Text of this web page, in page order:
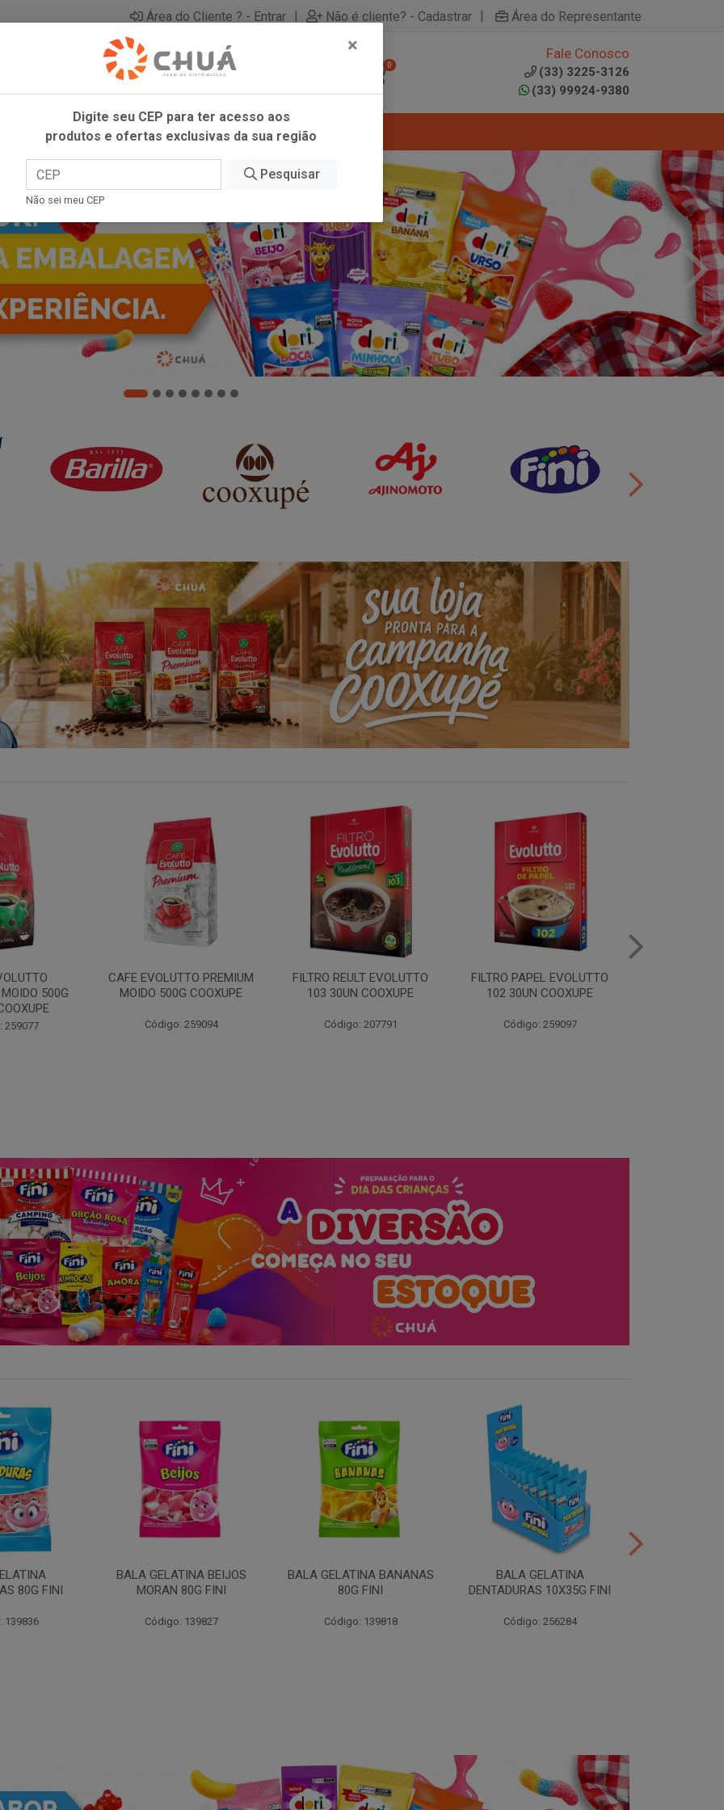
Área do Cliente ? - Entrar | Não é cliente? - Cadastrar | Área do Representante
0
Fale Conosco
(33) 3225-3126
(33) 99924-9380
PREMIUM
COOXUPE
259094
FILTRO REULT EVOLUTTO
103 30UN COOXUPE
Código: 207791
FILTRO PAPEL EVOLUTTO
102 30UN COOXUPE
Código: 259097
FILTRO PAPEL EVOLUTTO
103 30UN COOXUPE
Código: 259098
80G FINI
139836
BALA GELATINA BEIJOS
MORAN 80G FINI
Código: 139827
BALA GELATINA BANANAS
80G FINI
Código: 139818
BALA GELATINA
DENTADURAS 10X35G FINI
Código: 256284
×
Digite seu CEP para ter acesso aos
produtos e ofertas exclusivas da sua região
Pesquisar
Não sei meu CEP